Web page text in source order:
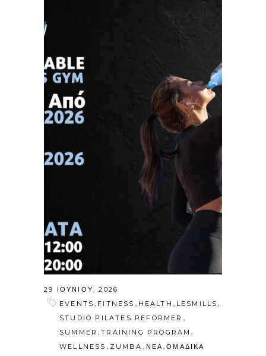
29 ΙΟΥΝΊΟΥ, 2026
EVENTS , FITNESS , HEALTH , LESMILLS ,
STUDIO PILATES REFORMER ,
SUMMER ,TRAINING PROGRAM ,
WELLNESS , ZUMBA , ΝΕΑ,ΟΜΑΔΙΚΑ